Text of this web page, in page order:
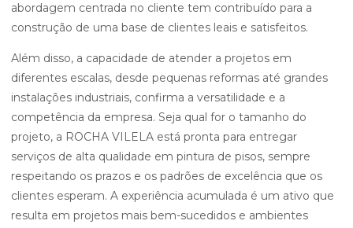
abordagem centrada no cliente tem contribuído para a
construção de uma base de clientes leais e satisfeitos.
Além disso, a capacidade de atender a projetos em
diferentes escalas, desde pequenas reformas até grandes
instalações industriais, confirma a versatilidade e a
competência da empresa. Seja qual for o tamanho do
projeto, a ROCHA VILELA está pronta para entregar
serviços de alta qualidade em pintura de pisos, sempre
respeitando os prazos e os padrões de excelência que os
clientes esperam. A experiência acumulada é um ativo que
resulta em projetos mais bem-sucedidos e ambientes